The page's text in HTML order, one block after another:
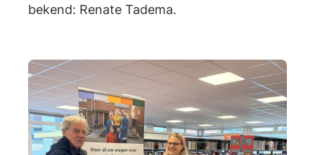
bekend: Renate Tadema.
F
o
t
o